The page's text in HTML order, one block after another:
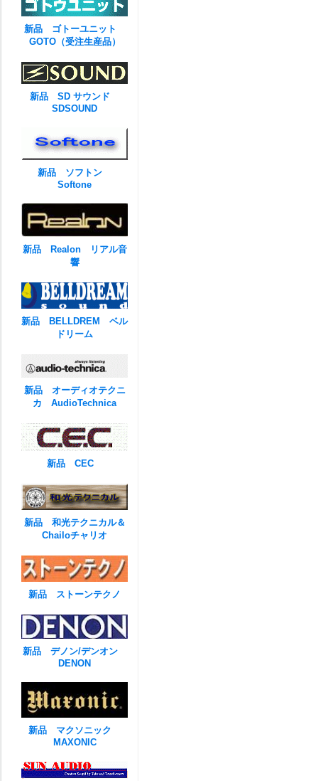
新品 ゴトーユニット
GOTO（受注生産品）
新品 SD サウンド
SDSOUND
新品 ソフトン
Softone
新品 Realon リアル音
響
新品 BELLDREM ベル
ドリーム
新品 オーディオテクニ
カ AudioTechnica
新品 CEC
新品 和光テクニカル＆
Chailoチャリオ
新品 ストーンテクノ
新品 デノン/デンオン
DENON
新品 マクソニック
MAXONIC